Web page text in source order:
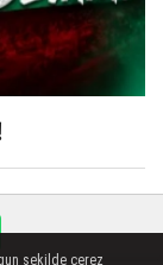
şekilde çerez